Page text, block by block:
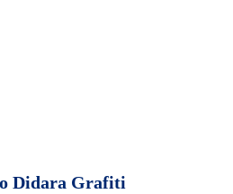
Didara Grafiti